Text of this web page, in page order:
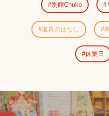
別館Chuko
道具のはなし
休業日